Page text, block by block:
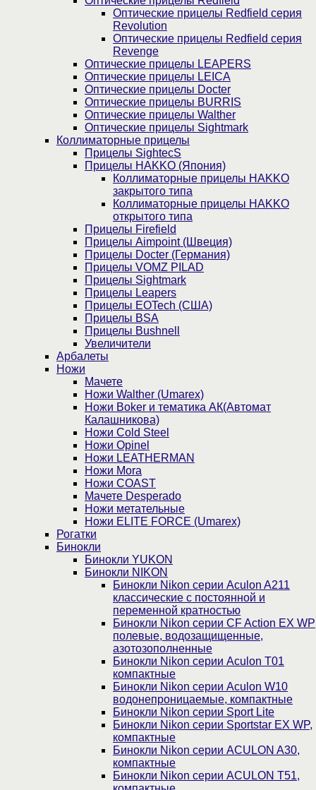
Оптические прицелы Redfield серия
Revolution
Оптические прицелы Redfield серия
Revenge
Оптические прицелы LEAPERS
Оптические прицелы LEICA
Оптические прицелы Docter
Оптические прицелы BURRIS
Оптические прицелы Walther
Оптические прицелы Sightmark
Коллиматорные прицелы
Прицелы SightecS
Прицелы HAKKO (Япония)
Коллиматорные прицелы HAKKO
закрытого типа
Коллиматорные прицелы HAKKO
открытого типа
Прицелы Firefield
Прицелы Aimpoint (Швеция)
Прицелы Docter (Германия)
Прицелы VOMZ PILAD
Прицелы Sightmark
Прицелы Leapers
Прицелы EOTech (США)
Прицелы BSA
Прицелы Bushnell
Увеличители
Арбалеты
Ножи
Мачете
Ножи Walther (Umarex)
Ножи Boker и тематика АК(Автомат
Калашникова)
Ножи Cold Steel
Ножи Opinel
Ножи LEATHERMAN
Ножи Mora
Ножи COAST
Мачете Desperado
Ножи метательные
Ножи ELITE FORCE (Umarex)
Рогатки
Бинокли
Бинокли YUKON
Бинокли NIKON
Бинокли Nikon серии Aculon A211
классические с постоянной и
переменной кратностью
Бинокли Nikon серии СF Action EX WP
полевые, водозащищенные,
азотозополненные
Бинокли Nikon серии Aculon T01
компактные
Бинокли Nikon серии Aculon W10
водонепроницаемые, компактные
Бинокли Nikon серии Sport Lite
Бинокли Nikon серии Sportstar EX WP,
компактные
Бинокли Nikon серии ACULON A30,
компактные
Бинокли Nikon серии ACULON Т51,